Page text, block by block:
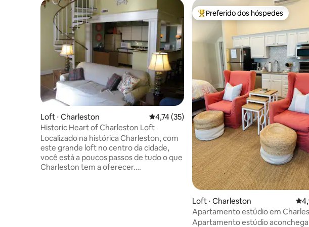
Loft ⋅ Charleston 4,74 de uma avaliação média de 5, 35
4,74 (35)
Historic Heart of Charleston Loft
Localizado na histórica Charleston, com
este grande loft no centro da cidade,
você está a poucos passos de tudo o que
Charleston tem a oferecer.
Entre os melhores preferidos dos
Preferido dos hóspedes
Loft ⋅ Charleston
Apartamento estúdio em
Plantation Dist.
Apartamento estúdio